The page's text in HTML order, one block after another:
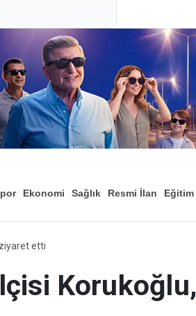
Ekonomi Sağlık Resmi İlan Eğitim
etti
Korukoğlu,